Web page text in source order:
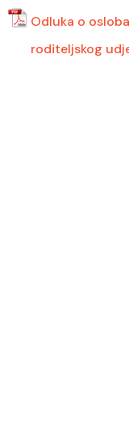
Odluka o
roditeljskog